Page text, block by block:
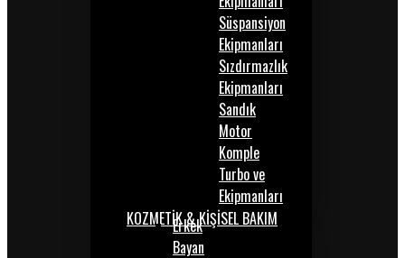
Süspansiyon
Ekipmanları
Sızdırmazlık
Ekipmanları
Sandık
Motor
Komple
Turbo ve
Ekipmanları
KOZMETİK & KİŞİSEL BAKIM
Erkek
Bayan